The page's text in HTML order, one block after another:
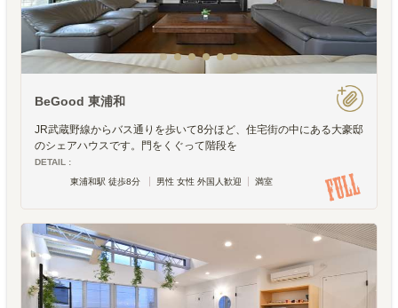
BeGood 東浦和
JR武蔵野線からバス通りを歩いて8分ほど、住宅街の中にある大豪邸
のシェアハウスです。門をくぐって階段を
DETAIL :
東浦和駅 徒歩8分
男性 女性 外国人歓迎 満室